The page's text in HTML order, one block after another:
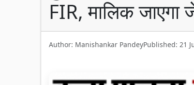
FIR, मालिक जाएगा
Author: Manishankar PandeyPublished: 21